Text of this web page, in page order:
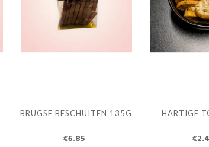
BRUGSE BESCHUITEN 135G
€6.85
HARTIGE